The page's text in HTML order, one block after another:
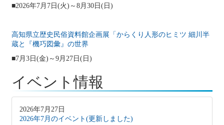
■2026年7月7日(火)～8月30日(日)
高知県立歴史民俗資料館企画展「からくり人形のヒミツ 細川半
蔵と『機巧図彙』の世界
■7月3日(金)～9月27日(日)
イベント情報
2026年7月27日
2026年7月のイベント(更新しました)